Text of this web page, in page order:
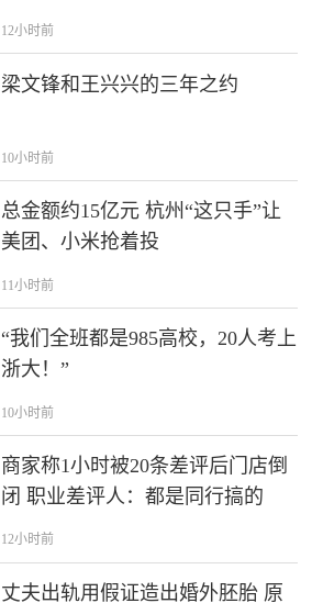
12小时前
梁文锋和王兴兴的三年之约
10小时前
总金额约15亿元 杭州“这只手”让
美团、小米抢着投
11小时前
“我们全班都是985高校，20人考上
浙大！”
10小时前
商家称1小时被20条差评后门店倒
闭 职业差评人：都是同行搞的
12小时前
丈夫出轨用假证造出婚外胚胎 原